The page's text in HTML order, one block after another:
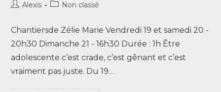
Alexis Non classé
Chantiersde Zélie Marie Vendredi 19 et samedi 20 -
20h30 Dimanche 21 - 16h30 Durée : 1h Être
adolescente c’est crade, c’est gênant et c’est
vraiment pas juste. Du 19…